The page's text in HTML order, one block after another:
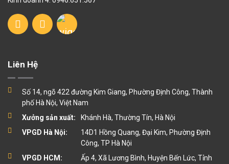
Liên Hệ
Số 14, ngõ 422 đường Kim Giang, Phường Định Công, Thành
phố Hà Nội, Việt Nam
Xưởng sản xuất:
Khánh Hà, Thường Tín, Hà Nội
VPGD Hà Nội:
14D1 Hồng Quang, Đại Kim, Phường Định
Công, TP Hà Nội
VPGD HCM:
Ấp 4, Xã Lương Bình, Huyện Bến Lức, Tỉnh